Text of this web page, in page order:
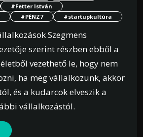
#Fetter István
#PÉNZ7 #startupkultúra
Szegmens
szerint részben ebből a
vezethető le, hogy nem
ha meg vállalkozunk, akkor
és a kudarcok elveszik a
vállalkozástól.